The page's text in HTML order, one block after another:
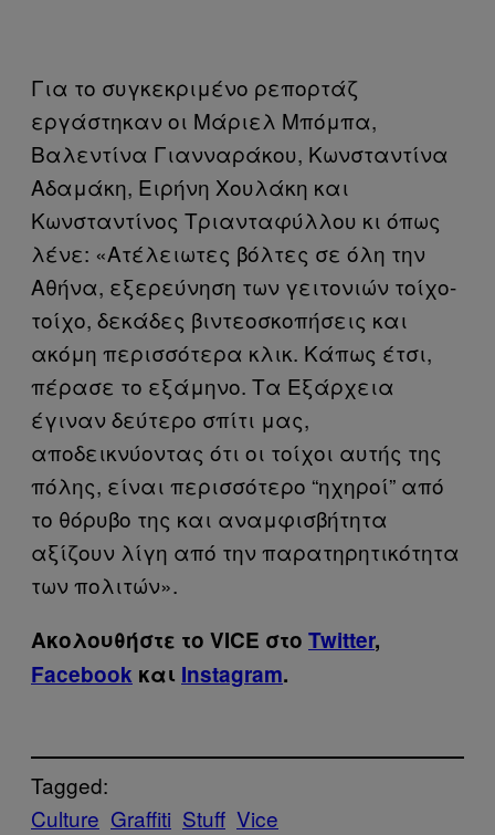
Για το συγκεκριμένο ρεπορτάζ
εργάστηκαν οι Μάριελ Μπόμπα,
Βαλεντίνα Γιανναράκου, Κωνσταντίνα
Αδαμάκη, Ειρήνη Χουλάκη και
Κωνσταντίνος Τριανταφύλλου κι όπως
λένε: «Ατέλειωτες βόλτες σε όλη την
Αθήνα, εξερεύνηση των γειτονιών τοίχο-
τοίχο, δεκάδες βιντεοσκοπήσεις και
ακόμη περισσότερα κλικ. Κάπως έτσι,
πέρασε το εξάμηνο. Τα Εξάρχεια
έγιναν δεύτερο σπίτι μας,
αποδεικνύοντας ότι οι τοίχοι αυτής της
πόλης, είναι περισσότερο “ηχηροί” από
το θόρυβο της και αναμφισβήτητα
αξίζουν λίγη από την παρατηρητικότητα
των πολιτών».
Ακολουθήστε το VICE στο Twitter,
Facebook και Instagram.
Tagged:
Culture Graffiti Stuff Vice